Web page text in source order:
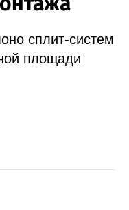
сплит-систем
площади